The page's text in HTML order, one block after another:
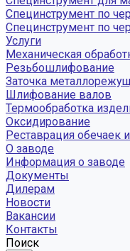
Специнструмент по
Специнструмент по
Услуги
Механическая
Резьбошлифование
Заточка
Шлифование валов
Термообработка
Оксидирование
Реставрация обечаек
О заводе
Информация о заводе
Документы
Дилерам
Новости
Вакансии
Контакты
Поиск